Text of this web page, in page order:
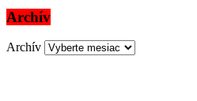
Archív
Archív